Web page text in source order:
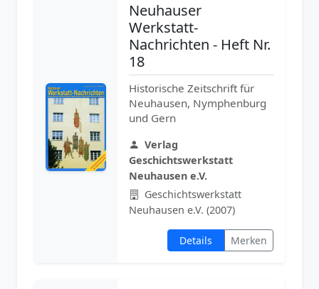
Neuhauser
Werkstatt-
Nachrichten - Heft Nr.
18
Historische Zeitschrift für
Neuhausen, Nymphenburg
und Gern
Verlag
Geschichtswerkstatt
Neuhausen e.V.
Geschichtswerkstatt
Neuhausen e.V. (2007)
Details Merken